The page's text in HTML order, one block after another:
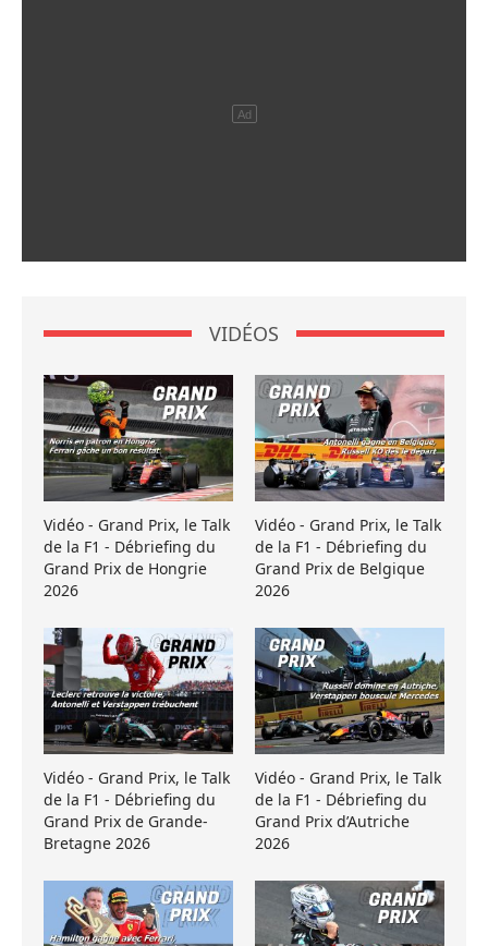
VIDÉOS
Vidéo - Grand Prix, le Talk
de la F1 - Débriefing du
Grand Prix de Hongrie
2026
Vidéo - Grand Prix, le Talk
de la F1 - Débriefing du
Grand Prix de Belgique
2026
Vidéo - Grand Prix, le Talk
de la F1 - Débriefing du
Grand Prix de Grande-
Bretagne 2026
Vidéo - Grand Prix, le Talk
de la F1 - Débriefing du
Grand Prix d’Autriche
2026